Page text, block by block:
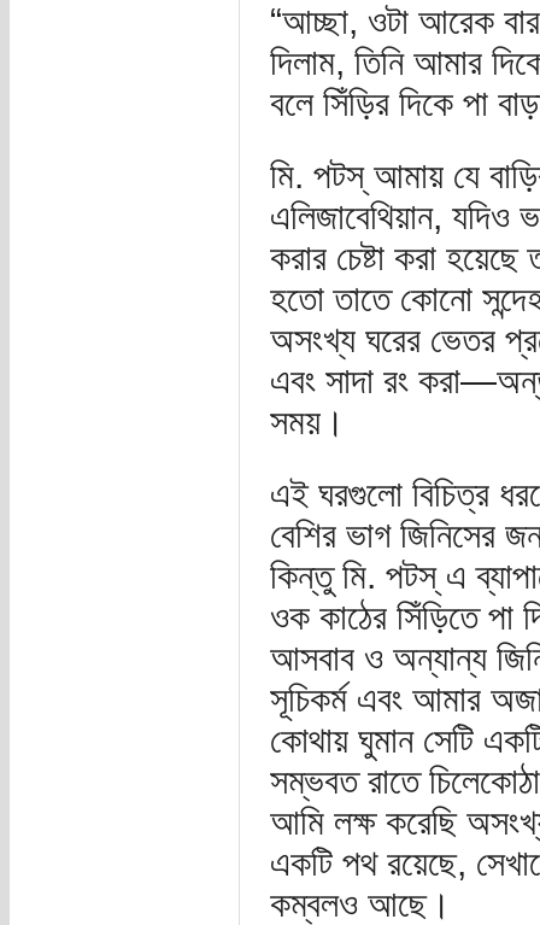
“আচ্ছা, ওটা আরেক
দিলাম, তিনি আমার
বলে সিঁড়ির দিকে পা
মি. পটস্ আমায় যে
এলিজাবেথিয়ান,
করার চেষ্টা করা
হতো তাতে কোনো
অসংখ্য ঘরের ভেতর
এবং সাদা রং
সময়।
এই ঘরগুলো বিচিত্র
বেশির ভাগ জিনিসের
কিন্তু মি. পটস্ এ
ওক কাঠের সিঁড়িতে পা
আসবাব ও অন্যান্য
সূচিকর্ম এবং আমার
কোথায় ঘুমান সেটি
সম্ভবত রাতে
আমি লক্ষ করেছি অসংখ্য
একটি পথ রয়েছে,
কম্বলও আছে।